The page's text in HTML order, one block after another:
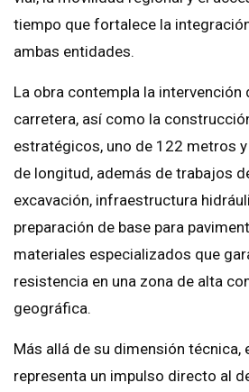
tiempo que fortalece la
ambas entidades.
La obra contempla la
carretera, así como la
estratégicos, uno de 122 metros
de longitud, además de trabajos
excavación, infraestructura
preparación de base para
materiales especializados que
resistencia en una zona de alta
geográfica.
Más allá de su dimensión técnica,
representa un impulso directo al